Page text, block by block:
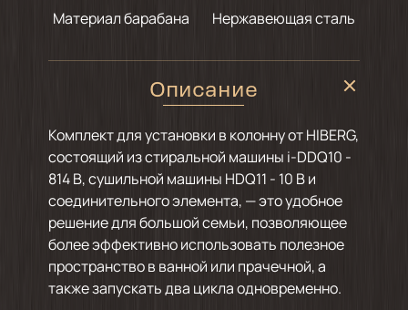
Материал барабана
Нержавеющая сталь
Описание
Комплект для установки в колонну от HIBERG,
состоящий из стиральной машины i-DDQ10 -
814 B, сушильной машины HDQ11 - 10 B и
соединительного элемента, — это удобное
решение для большой семьи, позволяющее
более эффективно использовать полезное
пространство в ванной или прачечной, а
также запускать два цикла одновременно.